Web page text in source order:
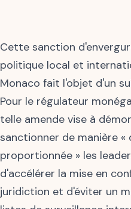
Cette sanction
politique local et
Monaco fait l'objet d'un
Pour le régulateur
telle amende vise à
sanctionner de manière «
proportionnée » les
d'accélérer la mise en
juridiction et d'éviter un